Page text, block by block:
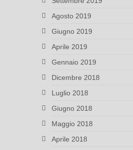
Agosto 2019
Giugno 2019
Aprile 2019
Gennaio 2019
Dicembre 2018
Luglio 2018
Giugno 2018
Maggio 2018
Aprile 2018